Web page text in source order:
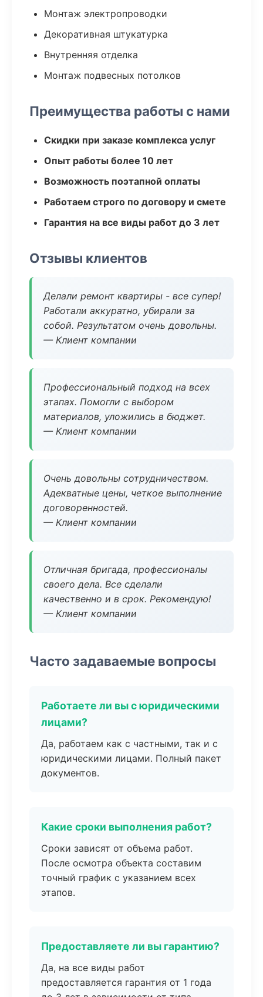
Монтаж электропроводки
Декоративная штукатурка
Внутренняя отделка
Монтаж подвесных потолков
Преимущества работы с нами
Скидки при заказе комплекса услуг
Опыт работы более 10 лет
Возможность поэтапной оплаты
Работаем строго по договору и смете
Гарантия на все виды работ до 3 лет
Отзывы клиентов
Делали ремонт квартиры - все супер!
Работали аккуратно, убирали за
собой. Результатом очень довольны.
— Клиент компании
Профессиональный подход на всех
этапах. Помогли с выбором
материалов, уложились в бюджет.
— Клиент компании
Очень довольны сотрудничеством.
Адекватные цены, четкое выполнение
договоренностей.
— Клиент компании
Отличная бригада, профессионалы
своего дела. Все сделали
качественно и в срок. Рекомендую!
— Клиент компании
Часто задаваемые вопросы
Работаете ли вы с юридическими
лицами?
Да, работаем как с частными, так и с
юридическими лицами. Полный пакет
документов.
Какие сроки выполнения работ?
Сроки зависят от объема работ.
После осмотра объекта составим
точный график с указанием всех
этапов.
Предоставляете ли вы гарантию?
Да, на все виды работ
предоставляется гарантия от 1 года